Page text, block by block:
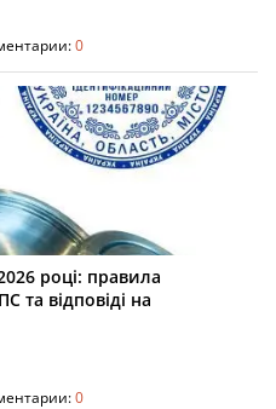
0
році: правила
та відповіді на
0